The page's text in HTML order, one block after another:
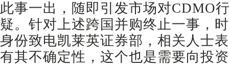
此事一出，随即引发市场对CDMO
疑。针对上述跨国并购终止一事，
身份致电凯莱英证券部，相关人士
有其不确定性，这个也是需要向投